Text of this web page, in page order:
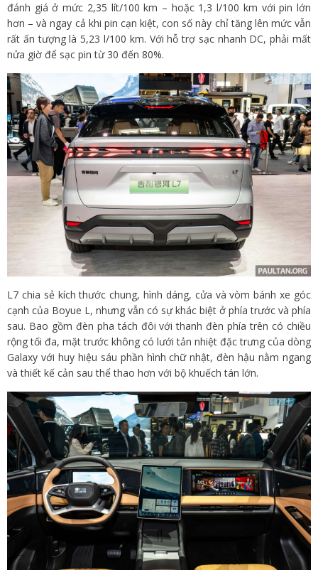
đánh giá ở mức 2,35 lít/100 km – hoặc 1,3 l/100 km với pin lớn
hơn – và ngay cả khi pin cạn kiệt, con số này chỉ tăng lên mức vẫn
rất ấn tượng là 5,23 l/100 km. Với hỗ trợ sạc nhanh DC, phải mất
nửa giờ để sạc pin từ 30 đến 80%.
L7 chia sẻ kích thước chung, hình dáng, cửa và vòm bánh xe góc
cạnh của Boyue L, nhưng vẫn có sự khác biệt ở phía trước và phía
sau. Bao gồm đèn pha tách đôi với thanh đèn phía trên có chiều
rộng tối đa, mặt trước không có lưới tản nhiệt đặc trưng của dòng
Galaxy với huy hiệu sáu phần hình chữ nhật, đèn hậu nằm ngang
và thiết kế cản sau thể thao hơn với bộ khuếch tán lớn.